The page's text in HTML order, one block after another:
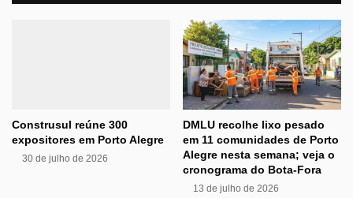
Construsul reúne 300
expositores em Porto Alegre
30 de julho de 2026
DMLU recolhe lixo pesado
em 11 comunidades de Porto
Alegre nesta semana; veja o
cronograma do Bota-Fora
13 de julho de 2026